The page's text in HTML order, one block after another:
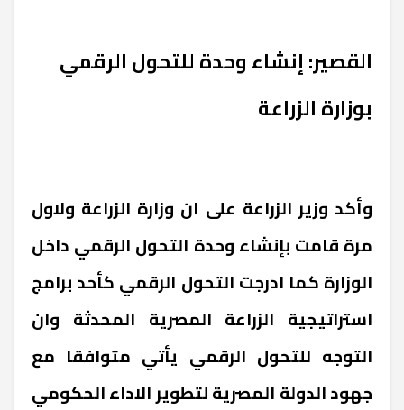
القصير: إنشاء وحدة للتحول الرقمي
بوزارة الزراعة
وأكد وزير الزراعة على ان وزارة الزراعة ولاول
مرة قامت بإنشاء وحدة التحول الرقمي داخل
الوزارة كما ادرجت التحول الرقمي كأحد برامج
استراتيجية الزراعة المصرية المحدثة وان
التوجه للتحول الرقمي يأتي متوافقا مع
جهود الدولة المصرية لتطوير الاداء الحكومي